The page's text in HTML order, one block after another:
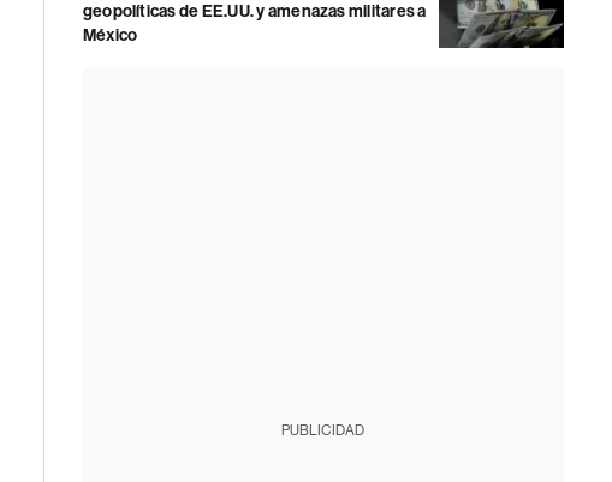
geopolíticas de EE.UU. y amenazas militares a
México
PUBLICIDAD